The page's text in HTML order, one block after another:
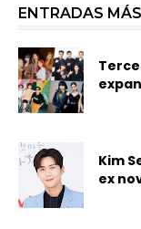
ENTRADAS
Kim
ex